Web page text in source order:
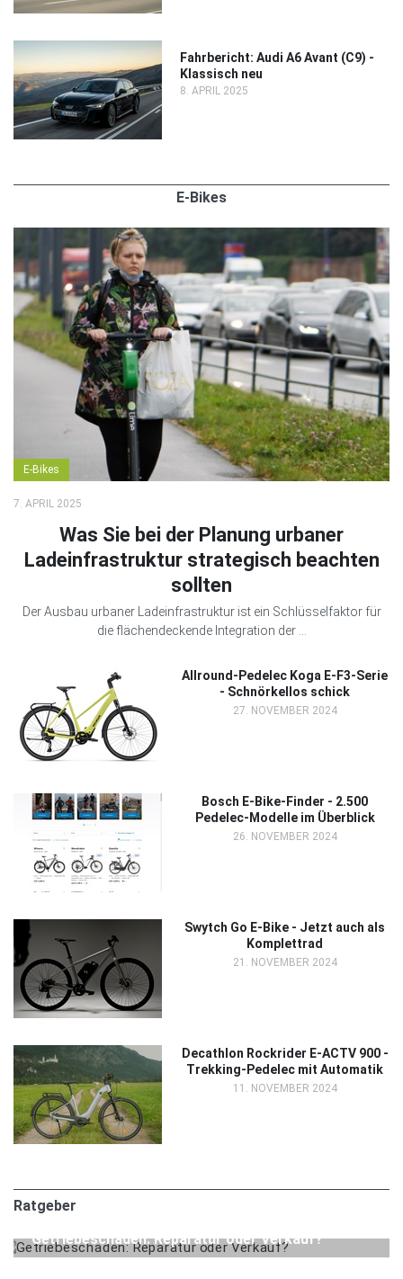
Fahrbericht: Audi A6 Avant (C9) -
Klassisch neu
8. APRIL 2025
E-Bikes
E-Bikes
7. APRIL 2025
Was Sie bei der Planung urbaner
Ladeinfrastruktur strategisch beachten
sollten
Der Ausbau urbaner Ladeinfrastruktur ist ein Schlüsselfaktor für
die flächendeckende Integration der ...
Allround-Pedelec Koga E-F3-Serie
- Schnörkellos schick
27. NOVEMBER 2024
Bosch E-Bike-Finder - 2.500
Pedelec-Modelle im Überblick
26. NOVEMBER 2024
Swytch Go E-Bike - Jetzt auch als
Komplettrad
21. NOVEMBER 2024
Decathlon Rockrider E-ACTV 900 -
Trekking-Pedelec mit Automatik
11. NOVEMBER 2024
Ratgeber
RATGEBER
Getriebeschaden: Reparatur oder Verkauf?